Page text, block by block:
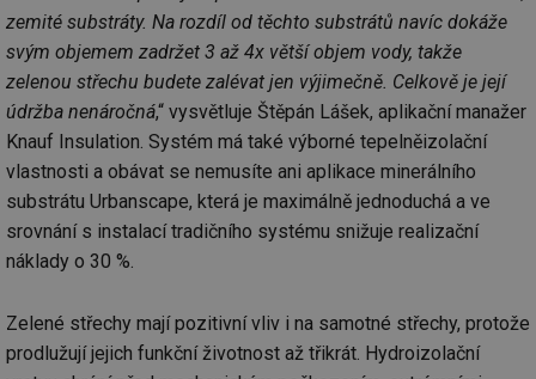
zemité substráty. Na rozdíl od těchto substrátů navíc dokáže
svým objemem zadržet 3 až 4x větší objem vody, takže
zelenou střechu budete zalévat jen výjimečně. Celkově je její
údržba nenáročná,“ vysvětluje Štěpán Lášek, aplikační manažer
Knauf Insulation. Systém má také výborné tepelněizolační
vlastnosti a obávat se nemusíte ani aplikace minerálního
substrátu Urbanscape, která je maximálně jednoduchá a ve
srovnání s instalací tradičního systému snižuje realizační
náklady o 30 %.
Zelené střechy mají pozitivní vliv i na samotné střechy, protože
prodlužují jejich funkční životnost až třikrát. Hydroizolační